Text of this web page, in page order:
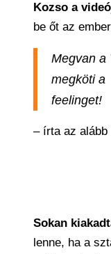
Kozso a
be őt az
Megvan a
megköti a
feelinget!
– írta az alább
Sokan
lenne, ha a